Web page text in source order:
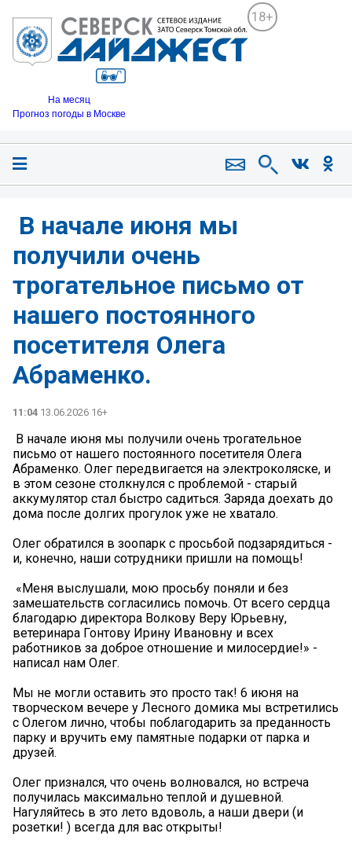
18+
На месяц
Прогноз погоды в Москве
️ В начале июня мы
получили очень
трогательное письмо от
нашего постоянного
посетителя Олега
Абраменко.
11:04 13.06.2026 16+
️ В начале июня мы получили очень трогательное
письмо от нашего постоянного посетителя Олега
Абраменко. Олег передвигается на электроколяске, и
в этом сезоне столкнулся с проблемой - старый
аккумулятор стал быстро садиться. Заряда доехать до
дома после долгих прогулок уже не хватало.
​Олег обратился в зоопарк с просьбой подзарядиться -
и, конечно, наши сотрудники пришли на помощь!
​ «Меня выслушали, мою просьбу поняли и без
замешательств согласились помочь. От всего сердца
благодарю директора Волкову Веру Юрьевну,
ветеринара Гонтову Ирину Ивановну и всех
работников за доброе отношение и милосердие!» -
написал нам Олег.
​Мы не могли оставить это просто так! 6 июня на
творческом вечере у Лесного домика мы встретились
с Олегом лично, чтобы поблагодарить за преданность
парку и вручить ему памятные подарки от парка и
друзей.
​Олег признался, что очень волновался, но встреча
получилась максимально теплой и душевной.
Нагуляйтесь в это лето вдоволь, а наши двери (и
розетки! ) всегда для вас открыты!